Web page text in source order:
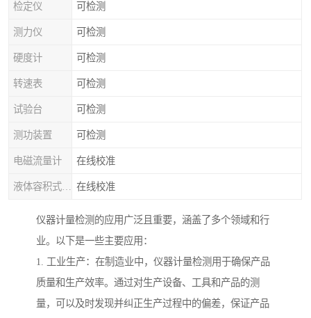
检定仪 可检测
测力仪 可检测
硬度计 可检测
转速表 可检测
试验台 可检测
测功装置 可检测
电磁流量计 在线校准
在线校准
仪器计量检测的应用广泛且重要，涵盖了多个领域和行
业。以下是一些主要应用：
1. 工业生产：在制造业中，仪器计量检测用于确保产品
质量和生产效率。通过对生产设备、工具和产品的测
量，可以及时发现并纠正生产过程中的偏差，保证产品